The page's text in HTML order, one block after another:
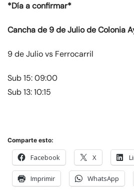
*Día a confirmar*
Cancha de 9 de Julio de Colonia
9 de Julio vs Ferrocarril
Sub 15: 09:00
Sub 13: 10:15
Comparte esto:
Facebook X
Imprimir WhatsApp